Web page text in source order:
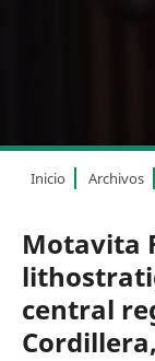
Inicio Archivos
Motavita
central